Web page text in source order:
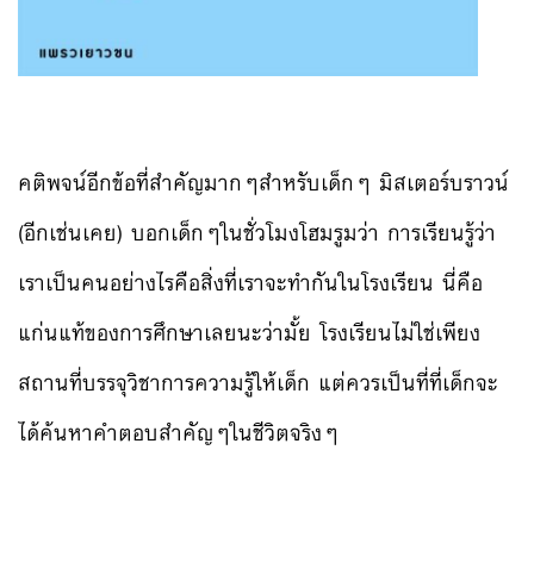
คติพจน์อีกข้อที่สำคัญมากๆสำหรับเด็กๆ มิสเตอร์บราวน์
(อีกเช่นเคย) บอกเด็กๆในชั่วโมงโฮมรูมว่า การเรียนรู้ว่า
เราเป็นคนอย่างไรคือสิ่งที่เราจะทำกันในโรงเรียน นี่คือ
แก่นแท้ของการศึกษาเลยนะว่ามั้ย โรงเรียนไม่ใช่เพียง
สถานที่บรรจุวิชาการความรู้ให้เด็ก แต่ควรเป็นที่ที่เด็กจะ
ได้ค้นหาคำตอบสำคัญๆในชีวิตจริงๆ